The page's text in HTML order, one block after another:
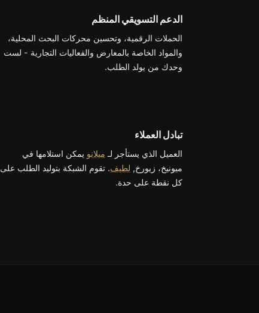
الدعم التسويقي المنظم
الحملات الرقمية، وتحسين محركات البحث المحلية،
والمواد الخاصة بالمعارض والفعاليات التجارية - لست
وحدك من يولد الطلب.
تبادل العملاء
العميل الذي يستأجر لـ ميلانو يمكن استلامها في
ميونيخ، زيورخ, لطيف. تقوم الشبكة بتوليد الطلب على
كل نقطة على حدة.